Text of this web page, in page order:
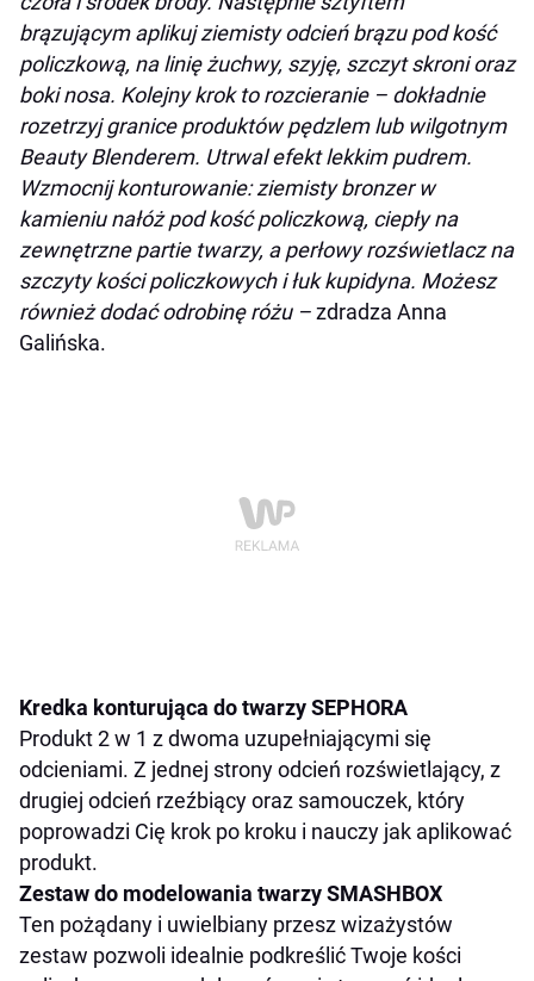
brązującym aplikuj ziemisty odcień brązu pod kość
policzkową, na linię żuchwy, szyję, szczyt skroni oraz
boki nosa. Kolejny krok to rozcieranie – dokładnie
rozetrzyj granice produktów pędzlem lub wilgotnym
Beauty Blenderem. Utrwal efekt lekkim pudrem.
Wzmocnij konturowanie: ziemisty bronzer w
kamieniu nałóż pod kość policzkową, ciepły na
zewnętrzne partie twarzy, a perłowy rozświetlacz na
szczyty kości policzkowych i łuk kupidyna. Możesz
również dodać odrobinę różu –zdradza Anna
Galińska.
Kredka konturująca do twarzy SEPHORA
Produkt 2 w 1 z dwoma uzupełniającymi się
odcieniami. Z jednej strony odcień rozświetlający, z
drugiej odcień rzeźbiący oraz samouczek, który
poprowadzi Cię krok po kroku i nauczy jak aplikować
produkt.
Zestaw do modelowania twarzy SMASHBOX
Ten pożądany i uwielbiany przesz wizażystów
zestaw pozwoli idealnie podkreślić Twoje kości